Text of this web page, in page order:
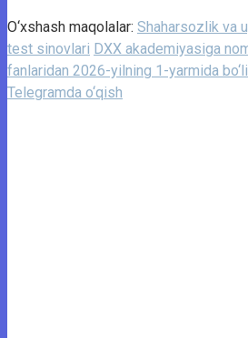
O‘xshash maqolalar: Shaharsozlik va
test sinovlari DXX akademiyasiga
fanlaridan 2026-yilning 1-yarmida
Telegramda o‘qish